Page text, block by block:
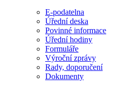
E-podatelna
Úřední deska
Povinné informace
Úřední hodiny
Formuláře
Výroční zprávy
Rady, doporučení
Dokumenty